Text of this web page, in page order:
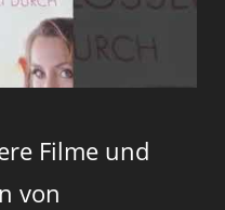
Filme und
von